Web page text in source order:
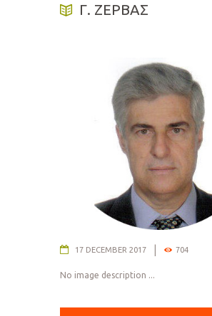
Γ. ΖΕΡΒΑΣ
17 DECEMBER 2017 704
No image description ...